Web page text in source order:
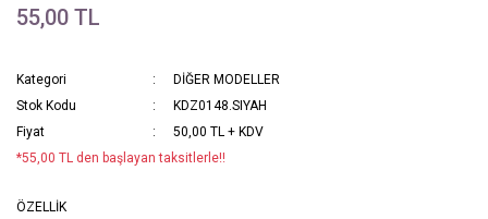
55,00 TL
Kategori
DİĞER MODELLER
Stok Kodu
KDZ0148.SIYAH
Fiyat
50,00 TL + KDV
*55,00 TL den başlayan taksitlerle!!
ÖZELLİK